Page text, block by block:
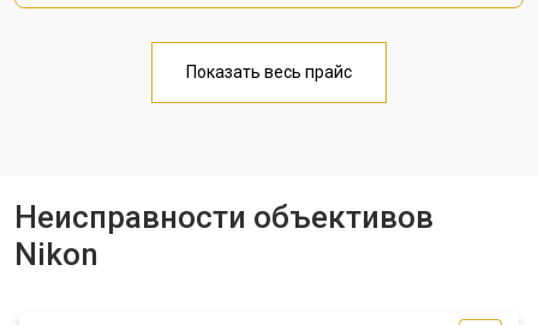
Показать весь прайс
Неисправности объективов
Nikon